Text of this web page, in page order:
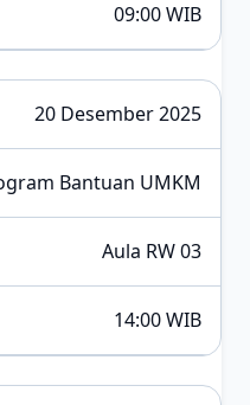
09:00 WIB
20 Desember 2025
Bantuan UMKM
Aula RW 03
14:00 WIB